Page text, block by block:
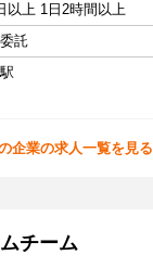
以上 1日2時間以上
託
企業の求人一覧を見る
チーム